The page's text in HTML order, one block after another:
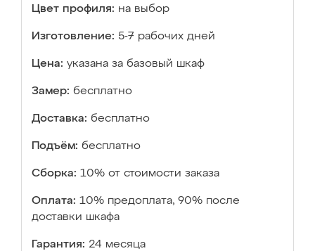
Цвет профиля: на выбор
Изготовление: 5-7 рабочих дней
Цена: указана за базовый шкаф
Замер: бесплатно
Доставка: бесплатно
Подъём: бесплатно
Сборка: 10% от стоимости заказа
Оплата: 10% предоплата, 90% после
доставки шкафа
Гарантия: 24 месяца